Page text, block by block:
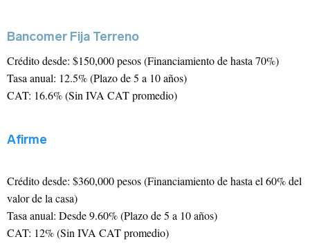
Bancomer Fija Terreno
Crédito desde: $150,000 pesos (Financiamiento de hasta 70%)
Tasa anual: 12.5% (Plazo de 5 a 10 años)
CAT: 16.6% (Sin IVA CAT promedio)
Afirme
Crédito desde: $360,000 pesos (Financiamiento de hasta el 60% del
valor de la casa)
Tasa anual: Desde 9.60% (Plazo de 5 a 10 años)
CAT: 12% (Sin IVA CAT promedio)
Apellido
Edad
Contraseña
¿Olvidaste tu contraseña?